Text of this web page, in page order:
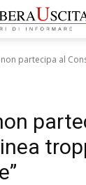
non partecipa al